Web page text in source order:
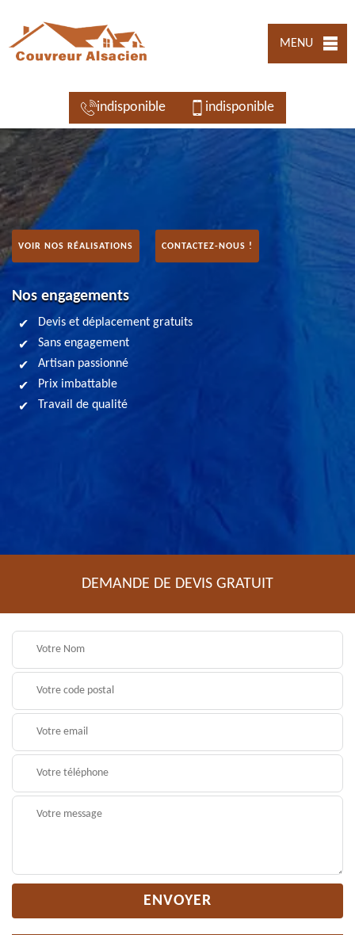
MENU
indisponible indisponible
VOIR NOS RÉALISATIONS CONTACTEZ-NOUS !
Nos engagements
Devis et déplacement gratuits
Sans engagement
Artisan passionné
Prix imbattable
Travail de qualité
DEMANDE DE DEVIS GRATUIT